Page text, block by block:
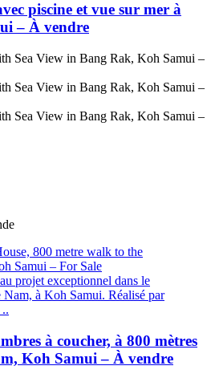
piscine et vue sur mer à
– À vendre
projet exceptionnel dans le
Nam, à Koh Samui. Réalisé par
à coucher, à 800 mètres
Koh Samui – À vendre